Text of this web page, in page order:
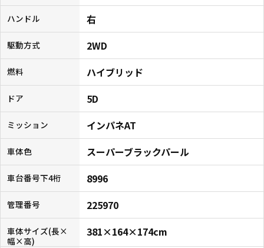
ハンドル 右
駆動方式 2WD
燃料 ハイブリッド
ドア 5D
ミッション インパネAT
車体色 スーパーブラックパール
車台番号下4桁 8996
管理番号 225970
車体サイズ(長×
幅×高)
381×164×174cm